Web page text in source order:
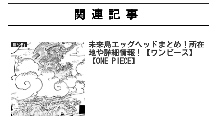
関連記事
島や町
未来島エッグヘッドまとめ！所在
地や詳細情報！【ワンピース】
【ONE PIECE】